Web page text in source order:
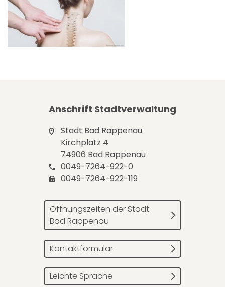
Anschrift Stadtverwaltung
Stadt Bad Rappenau
Kirchplatz 4
74906 Bad Rappenau
0049-7264-922-0
0049-7264-922-119
Öffnungszeiten der Stadt
Bad Rappenau
Kontaktformular
Leichte Sprache